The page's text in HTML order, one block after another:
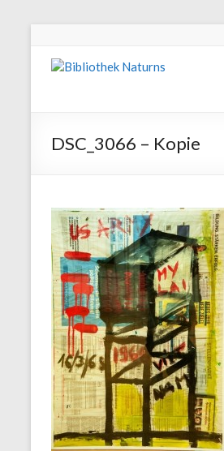
DSC_3066 – Kopie